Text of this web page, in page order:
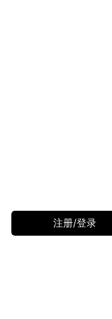
注册/登录